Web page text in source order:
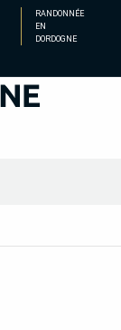
RANDONNÉE
EN
DORDOGNE